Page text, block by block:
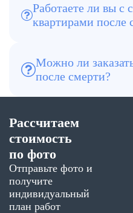
Работаете ли вы с
квартирами после
Да, выполняем
любой сложности,
Можно ли
после смерти?
Да, выезд возможен в
по Зеленограду и
Московской области.
Рассчитаем
стоимость
по фото
Отправьте фото и
получите
индивидуальный
план работ